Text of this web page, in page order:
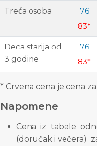
Treća osoba
76
83*
Deca starija od
3 godine
76
83*
* Crvena cena je cena
Napomene
Cena iz tabele
(doručak i večera)